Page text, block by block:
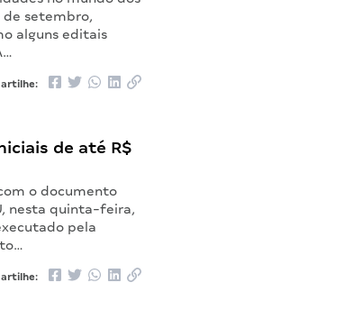
de setembro,
alguns editais
de até R$
o documento
nesta quinta-feira,
pela